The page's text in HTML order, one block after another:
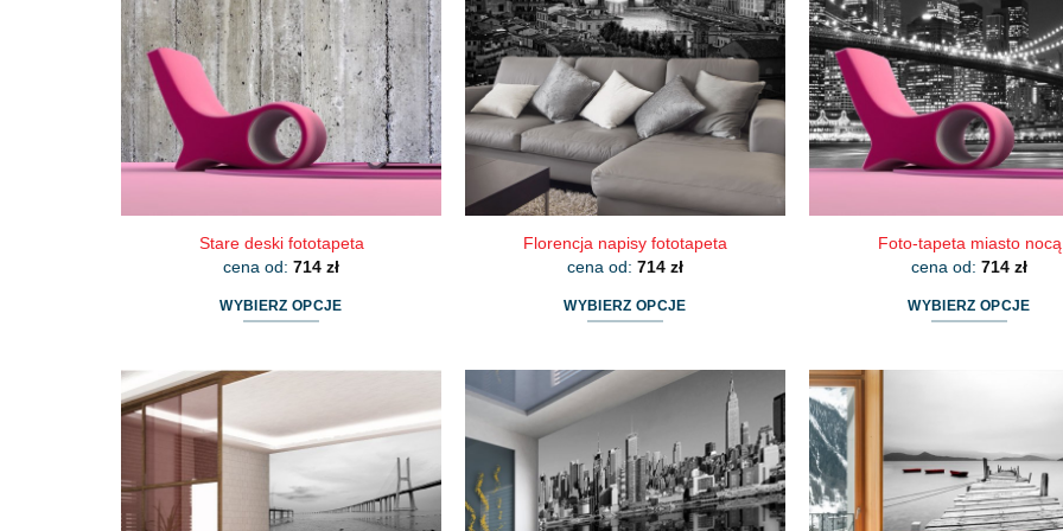
można
wybrać
na
stronie
produktu
można
wybrać
na
stronie
produktu
można
wybrać
na
stronie
produktu
Stare deski fototapeta
cena od: 714 zł
WYBIERZ OPCJE
wariantów.
można
wybrać
Florencja napisy fototapeta
cena od: 714 zł
WYBIERZ OPCJE
ma
wariantów.
Opcje
można
wybrać
Foto-tapeta miasto nocą
cena od: 714 zł
WYBIERZ OPCJE
Opcje
można
wybrać